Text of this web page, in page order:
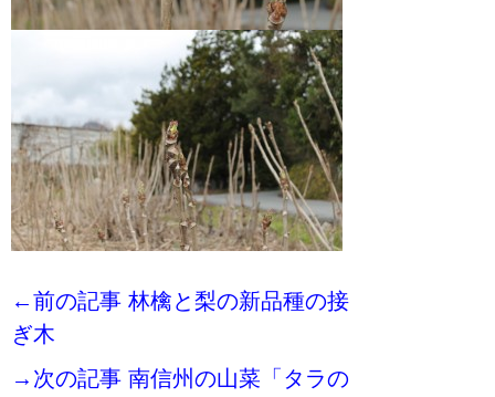
←前の記事 林檎と梨の新品種の接
ぎ木
→次の記事 南信州の山菜「タラの